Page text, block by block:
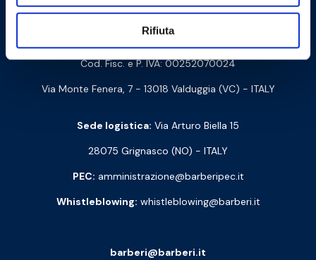
Rifiuta
Contattaci
Barberi Rubinetterie Industriali S.r.l. a socio unico
Cod. Fisc. e P. IVA: 00252070024
Via Monte Fenera, 7 - 13018 Valduggia (VC) - ITALY
Sede logistica: Via Arturo Biella 15
28075 Grignasco (NO) - ITALY
PEC: amministrazione@barberipec.it
Whistleblowing: whistleblowing@barberi.it
barberi@barberi.it